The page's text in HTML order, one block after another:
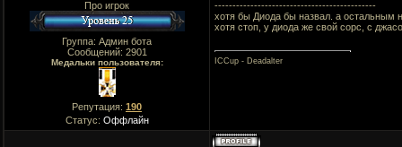
Про игрок
Группа: Админ бота
Сообщений: 2901
Медальки пользователя:
Репутация: 190
Статус: Оффлайн
---------------------------------------------
хотя бы Диода бы назвал. а остальным
хотя стоп, у диода же свой сорс, с
ICCup - Deadalter